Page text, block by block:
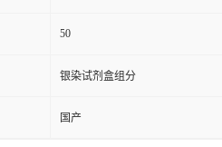
50
银染试剂盒组分
国产